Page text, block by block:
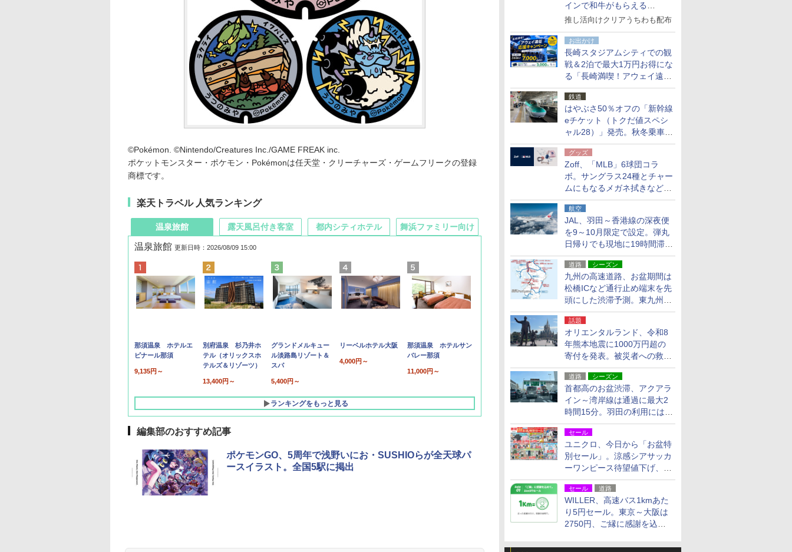
インで和牛がもらえる
「GO！GO！長崎スタンプラ
推し活向けクリアうちわも配布
お出かけ
長崎スタジアムシティでの観
戦＆2泊で最大1万円お得にな
る「長崎満喫！アウェイ遠征
応援キャンペーン」
鉄道
はやぶさ50％オフの「新幹線
eチケット（トクだ値スペシ
ャル28）」発売。秋冬乗車
分、えきねっと限定
グッズ
Zoff、「MLB」6球団コラ
ボ。サングラス24種とチャー
ムにもなるメガネ拭きなど雑
貨24種
航空
JAL、羽田～香港線の深夜便
を9～10月限定で設定。弾丸
日帰りでも現地に19時間滞在
できる
道路 シーズン
九州の高速道路、お盆期間は
松橋ICなど通行止め端末を先
頭にした渋滞予測。東九州道
への迂回は料金調整を実施
話題
オリエンタルランド、令和8
年熊本地震に1000万円超の
寄付を発表。被災者への救援
活動・復旧支援
道路 シーズン
首都高のお盆渋滞、アクアラ
イン～湾岸線は通過に最大2
時間15分。羽田の利用には
「空港西出口」の利用検討を
セール
ユニクロ、今日から「お盆特
別セール」。涼感シアサッカ
ーワンピース待望値下げ、撥
水ギアショーツは1990円に
セール 道路
WILLER、高速バス1kmあた
り5円セール。東京～大阪は
2750円、ご縁に感謝を込め
©Pokémon. ©Nintendo/Creatures Inc./GAME FREAK inc.
ポケットモンスター・ポケモン・Pokémonは任天堂・クリーチャーズ・ゲームフリークの登録
商標です。
楽天トラベル 人気ランキング
温泉旅館
温泉旅館 更新日時：2026/08/09 15:00
那須温泉 ホテルエ
ピナール那須
9,135円～
別府温泉 杉乃井ホ
テル（オリックスホ
テルズ＆リゾーツ）
13,400円～
グランドメルキュー
ル淡路島リゾート＆
スパ
5,400円～
リーベルホテル大阪
4,000円～
那須温泉 ホテルサン
バレー那須
11,000円～
ランキングをもっと見る
露天風呂付き客室 都内シティホテル 舞浜ファミリー向け
編集部のおすすめ記事
ポケモンGO、5周年で浅野いにお・SUSHIOらが全天球パ
ースイラスト。全国5駅に掲出